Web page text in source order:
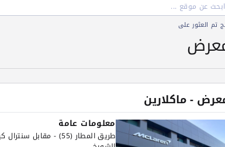
تم العثور على
- ماكلارين
معلومات عامة
طريق المطار (55) - مقابل سنترال كيفان